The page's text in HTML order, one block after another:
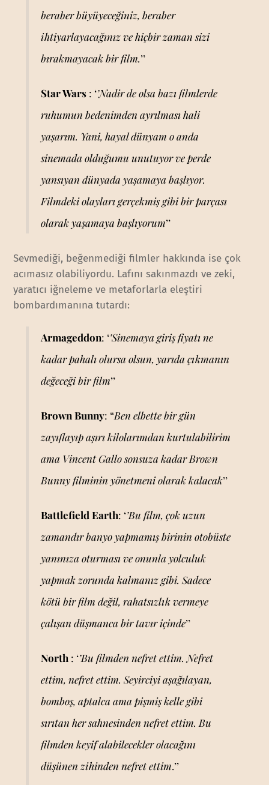
beraber büyüyeceğiniz, beraber
ihtiyarlayacağınız ve hiçbir zaman sizi
bırakmayacak bir film.’’
Star Wars: ‘’Nadir de olsa bazı filmlerde
ruhumun bedenimden ayrılması hali
yaşarım. Yani, hayal dünyam o anda
sinemada olduğumu unutuyor ve perde
yansıyan dünyada yaşamaya başlıyor.
Filmdeki olayları gerçekmiş gibi bir parçası
olarak yaşamaya başlıyorum’’
Sevmediği, beğenmediği filmler hakkında ise çok
acımasız olabiliyordu. Lafını sakınmazdı ve zeki,
yaratıcı iğneleme ve metaforlarla eleştiri
bombardımanına tutardı:
Armageddon: ‘’Sinemaya giriş fiyatı ne
kadar pahalı olursa olsun, yarıda çıkmanın
değeceği bir film’’
Brown Bunny: “Ben elbette bir gün
zayıflayıp aşırı kilolarımdan kurtulabilirim
ama Vincent Gallo sonsuza kadar Brown
Bunny filminin yönetmeni olarak kalacak’’
Battlefield Earth: ‘’Bu film, çok uzun
zamandır banyo yapmamış birinin otobüste
yanınıza oturması ve onunla yolculuk
yapmak zorunda kalmanız gibi. Sadece
kötü bir film değil, rahatsızlık vermeye
çalışan düşmanca bir tavır içinde’’
North : ‘’Bu filmden nefret ettim. Nefret
ettim, nefret ettim. Seyirciyi aşağılayan,
bomboş, aptalca ama pişmiş kelle gibi
sırıtan her sahnesinden nefret ettim. Bu
filmden keyif alabilecekler olacağını
düşünen zihinden nefret ettim.’’